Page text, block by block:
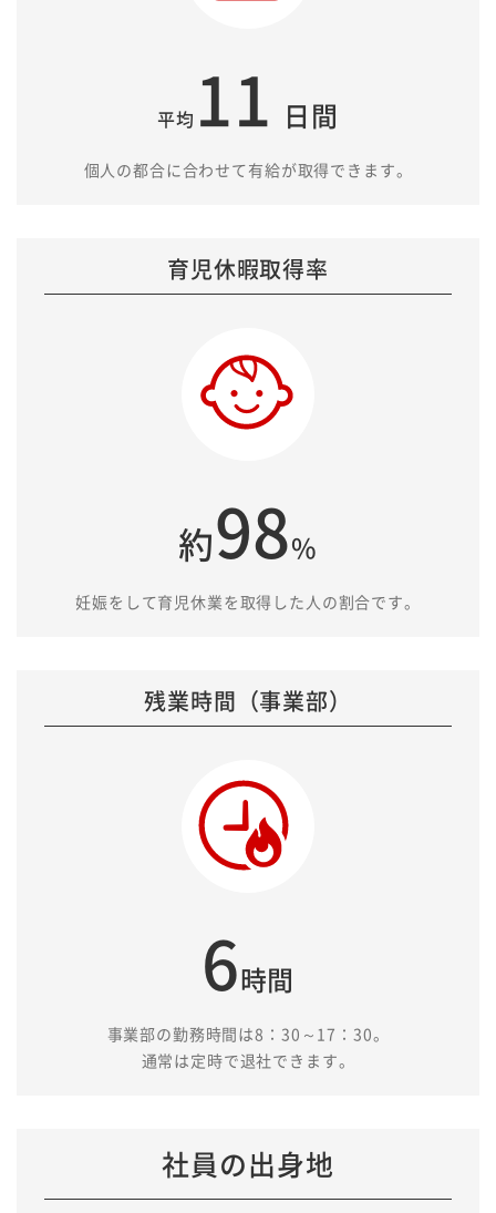
平均 11 日間
個人の都合に合わせて有給が取得できます。
育児休暇取得率
約98%
妊娠をして育児休業を取得した人の割合です。
残業時間（事業部）
6時間
事業部の勤務時間は8：30～17：30。
通常は定時で退社できます。
社員の出身地